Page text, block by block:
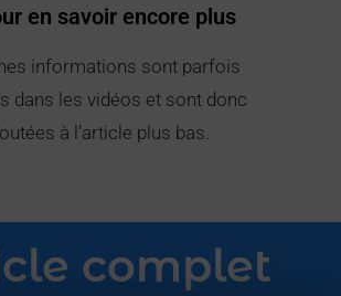
en savoir encore plus
informations sont parfois
dans les vidéos et sont donc
à l’article plus bas.
complet